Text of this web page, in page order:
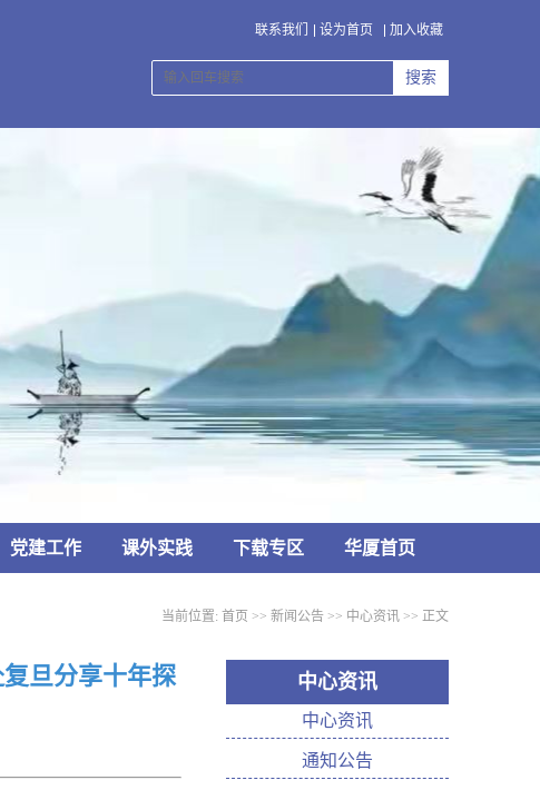
联系我们 设为首页 加入收藏
党建工作 课外实践 下载专区 华厦首页
当前位置: 首页 >> 新闻公告 >> 中心资讯 >> 正文
中心资讯
中心资讯
通知公告
旦分享十年探